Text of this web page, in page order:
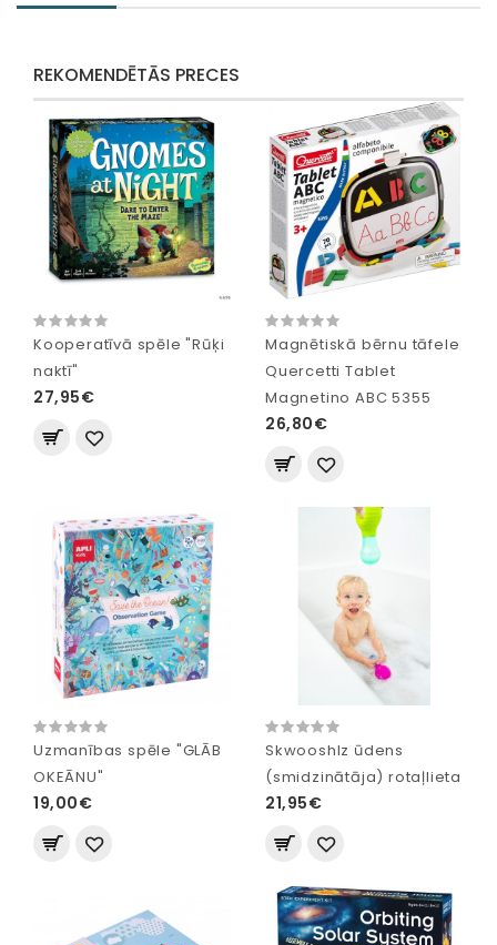
REKOMENDĒTĀS PRECES
Kooperatīvā spēle "Rūķi
naktī"
27,95€
Magnētiskā bērnu tāfele
Quercetti Tablet
Magnetino ABC 5355
26,80€
Uzmanības spēle "GLĀB
OKEĀNU"
19,00€
Skwooshlz ūdens
(smidzinātāja) rotaļlieta
21,95€